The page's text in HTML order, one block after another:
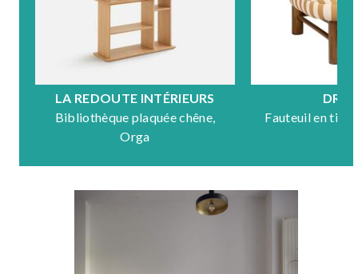
LA REDOUTE INTÉRIEURS
Bibliothèque plaquée chêne,
Orga
Fauteuil en